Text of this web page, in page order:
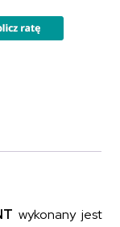
wykonany jest